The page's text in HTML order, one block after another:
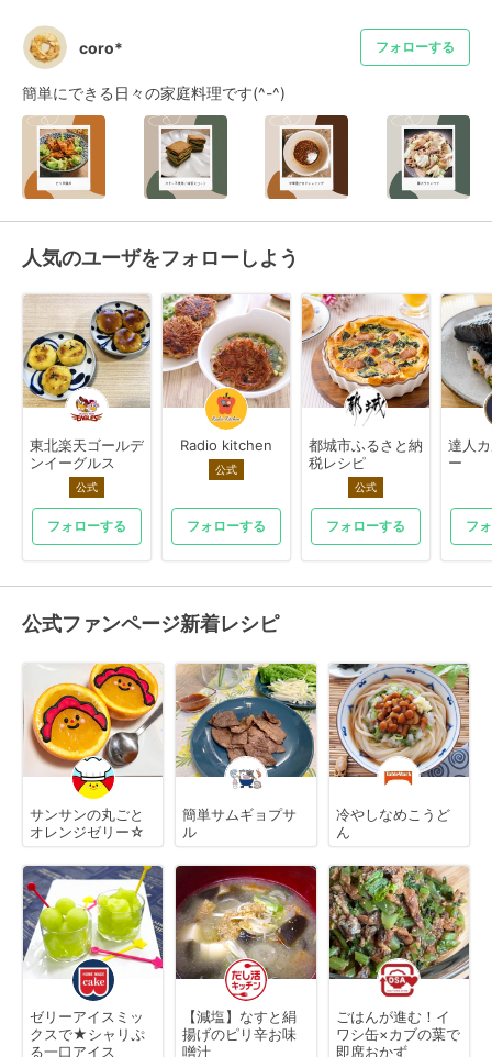
coro* フォローする
簡単にできる日々の家庭料理です(^-^)
人気のユーザをフォローしよう
東北楽天ゴールデ
ンイーグルス
公式
フォローする
Radio kitchen
公式
フォローする
都城市ふるさと納
税レシピ
公式
フォローする
達人
ー
フ
公式ファンページ新着レシピ
サンサンの丸ごと
オレンジゼリー☆
簡単サムギョプサ
ル
冷やしなめこうど
ん
ゼリーアイスミッ
クスで★シャリぷ
る一口アイス
【減塩】なすと絹
揚げのピリ辛お味
噌汁
ごはんが進む！イ
ワシ缶×カブの葉で
即席おかず